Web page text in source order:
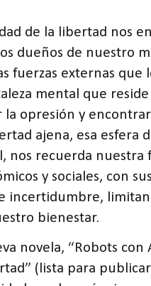
de la libertad nos
dueños de nuestro
fuerzas externas que
mental que
opresión y
ajena, esa esfera
nos recuerda nuestra
y sociales, con
incertidumbre,
bienestar.
novela, “Robots
(lista para